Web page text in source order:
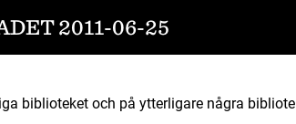
2011-06-25
biblioteket och på ytterligare några